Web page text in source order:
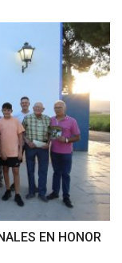
EN HONOR